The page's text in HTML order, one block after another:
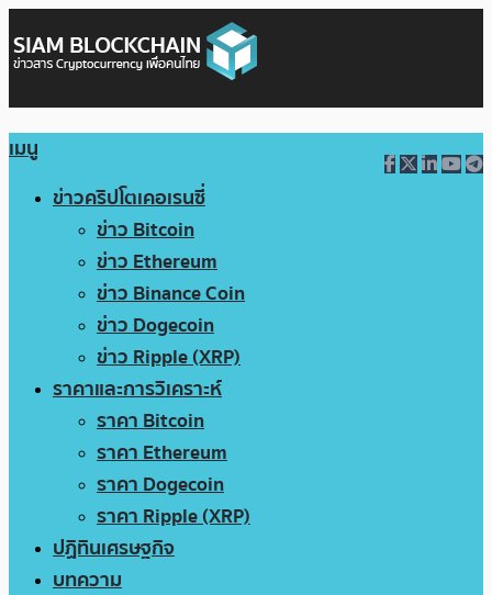
เมนู
ข่าวคริปโตเคอเรนซี่
ข่าว Bitcoin
ข่าว Ethereum
ข่าว Binance Coin
ข่าว Dogecoin
ข่าว Ripple (XRP)
ราคาและการวิเคราะห์
ราคา Bitcoin
ราคา Ethereum
ราคา Dogecoin
ราคา Ripple (XRP)
ปฏิทินเศรษฐกิจ
บทความ